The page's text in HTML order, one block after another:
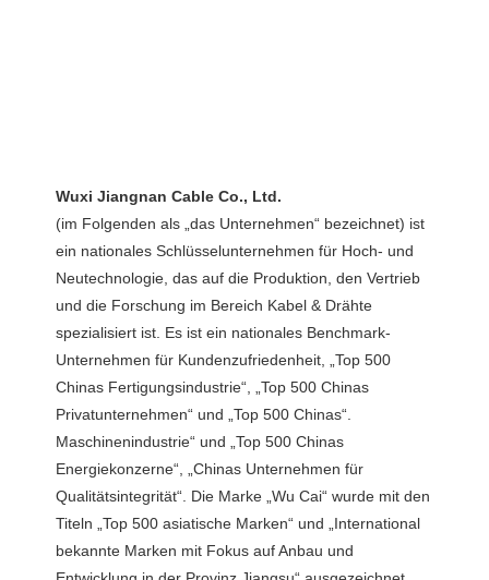
(im Folgenden als „das Unternehmen“ bezeichnet) ist
ein nationales Schlüsselunternehmen für Hoch- und
Neutechnologie, das auf die Produktion, den Vertrieb
und die Forschung im Bereich Kabel & Drähte
spezialisiert ist. Es ist ein nationales Benchmark-
Unternehmen für Kundenzufriedenheit, „Top 500
Chinas Fertigungsindustrie“, „Top 500 Chinas
Privatunternehmen“ und „Top 500 Chinas“.
Maschinenindustrie“ und „Top 500 Chinas
Energiekonzerne“, „Chinas Unternehmen für
Qualitätsintegrität“. Die Marke „Wu Cai“ wurde mit den
Titeln „Top 500 asiatische Marken“ und „International
bekannte Marken mit Fokus auf Anbau und